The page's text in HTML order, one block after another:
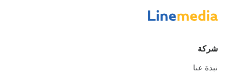
شركة
نبذة عنا